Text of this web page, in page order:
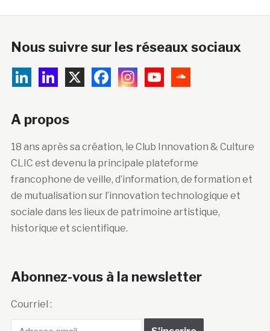
Nous suivre sur les réseaux sociaux
A propos
18 ans après sa création, le Club Innovation & Culture
CLIC est devenu la principale plateforme
francophone de veille, d’information, de formation et
de mutualisation sur l’innovation technologique et
sociale dans les lieux de patrimoine artistique,
historique et scientifique.
Abonnez-vous à la newsletter
Courriel :